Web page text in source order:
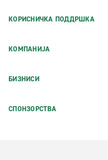
КОРИСНИЧКА ПОДДРШКА
КОМПАНИЈА
БИЗНИСИ
СПОНЗОРСТВА